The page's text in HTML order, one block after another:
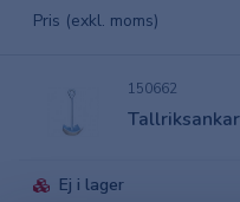
Pris (exkl. moms)
150662
Ej i lager